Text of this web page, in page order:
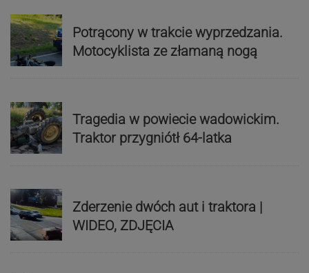
Potrącony w trakcie wyprzedzania.
Motocyklista ze złamaną nogą
Tragedia w powiecie wadowickim.
Traktor przygniótł 64-latka
Zderzenie dwóch aut i traktora |
WIDEO, ZDJĘCIA